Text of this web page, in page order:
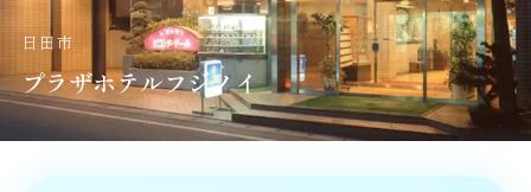
日田市
プラザホテルフジノイ